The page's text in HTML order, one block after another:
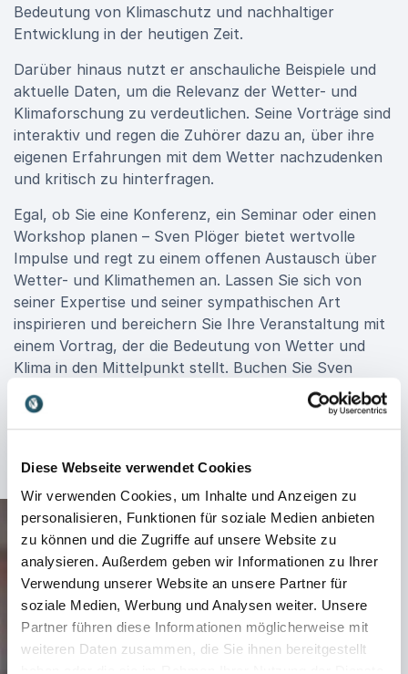
Diese Webseite verwendet Cookies
Wir verwenden Cookies, um Inhalte und Anzeigen zu
personalisieren, Funktionen für soziale Medien anbieten
zu können und die Zugriffe auf unsere Website zu
analysieren. Außerdem geben wir Informationen zu Ihrer
Verwendung unserer Website an unsere Partner für
soziale Medien, Werbung und Analysen weiter. Unsere
Partner führen diese Informationen möglicherweise mit
weiteren Daten zusammen, die Sie ihnen bereitgestellt
Bedeutung von Klimaschutz und nachhaltiger
Entwicklung in der heutigen Zeit.
Darüber hinaus nutzt er anschauliche Beispiele und
aktuelle Daten, um die Relevanz der Wetter- und
Klimaforschung zu verdeutlichen. Seine Vorträge sind
interaktiv und regen die Zuhörer dazu an, über ihre
eigenen Erfahrungen mit dem Wetter nachzudenken
und kritisch zu hinterfragen.
Egal, ob Sie eine Konferenz, ein Seminar oder einen
Workshop planen – Sven Plöger bietet wertvolle
Impulse und regt zu einem offenen Austausch über
Wetter- und Klimathemen an. Lassen Sie sich von
seiner Expertise und seiner sympathischen Art
inspirieren und bereichern Sie Ihre Veranstaltung mit
einem Vortrag, der die Bedeutung von Wetter und
Klima in den Mittelpunkt stellt. Buchen Sie Sven
Plöger und gestalten Sie den Dialog über
meteorologische und klimatische Entwicklungen aktiv
mit!